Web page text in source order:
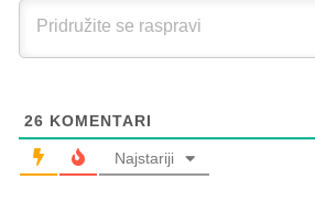
26 KOMENTARI
Najstariji